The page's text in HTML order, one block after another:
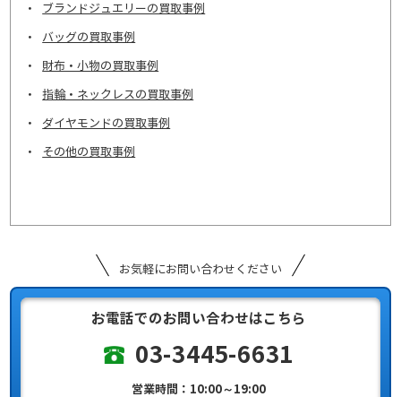
ブランドジュエリーの買取事例
バッグの買取事例
財布・小物の買取事例
指輪・ネックレスの買取事例
ダイヤモンドの買取事例
その他の買取事例
お気軽にお問い合わせください
お電話でのお問い合わせはこちら
03-3445-6631
営業時間：10:00～19:00